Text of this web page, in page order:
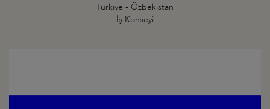
Türkiye - Özbekistan
İş Konseyi